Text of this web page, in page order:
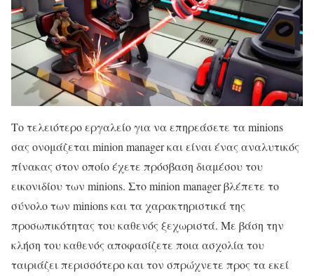
Το τελειότερο εργαλείο για να επηρεάσετε τα minions
σας ονομάζεται minion manager και είναι ένας αναλυτικός
πίνακας στον οποίο έχετε πρόσβαση διαμέσου του
εικονιδίου των minions. Στο minion manager βλέπετε το
σύνολο των minions και τα χαρακτηριστικά της
προσωπικότητας του καθενός ξεχωριστά. Με βάση την
κλήση του καθενός αποφασίζετε ποια ασχολία του
ταιριάζει περισσότερο και τον σπρώχνετε προς τα εκεί